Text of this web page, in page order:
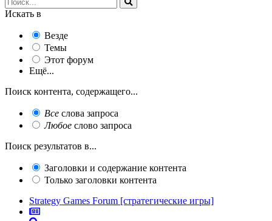
Искать в
Везде
Темы
Этот форум
Ещё...
Поиск контента, содержащего...
Все слова запроса
Любое слово запроса
Поиск результатов в...
Заголовки и содержание контента
Только заголовки контента
Strategy Games Forum [стратегические игры]